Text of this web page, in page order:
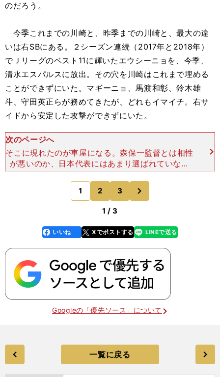
のだろう。
今季これまでの川崎と、昨季までの川崎と、最大の違
いは右SBにある。２シーズン連続（2017年と2018年）
でＪリーグのベスト11に輝いたエウシーニョを、今季、
清水エスパルスに放出。その穴を川崎はこれまで埋める
ことができずにいた。マギーニョ、馬渡和彰、鈴木雄
斗、守田英正らが務めてきたが、どれもイマイチ。右サ
イドから安定した攻撃ができずにいた。
次のページへ
そこに現れたのが車屋になる。森保一監督とは相性
が悪いのか、日本代表にはあまり選ばれていない
が、エウシーニョ同様、Ｊリーグベスト11に2シー
ズン連続（2017年と2018年）で輝いた、日本を代
表する実力
1 2 3
1 / 3
faceboo
k
いいね Xでポストする
line LINEで送る
Googleの「優先ソース」について
一覧に戻る